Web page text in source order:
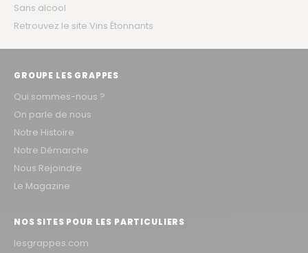
Sans alcool
Retrouvez le site Vins Étonnants
GROUPE LES GRAPPES
Qui sommes-nous ?
On parle de nous
Notre Histoire
Notre Démarche
Nous Rejoindre
Le Magazine
NOS SITES POUR LES PARTICULIERS
lesgrappes.com